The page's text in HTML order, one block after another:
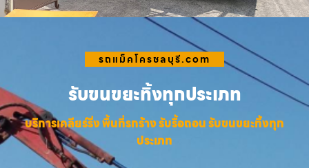
รถแม็คโครชลบุรี.com
รับขนขยะทิ้งทุกประเภท
บริการเคลียร์ริ่ง พื้นที่รกร้าง รับรื้อถอน รับขนขยะทิ้งทุก
ประเภท